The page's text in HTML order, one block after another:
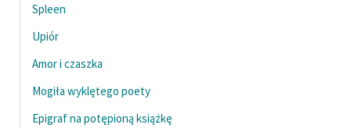
Spleen
Upiór
Amor i czaszka
Mogiła wyklętego poety
Epigraf na potępioną książkę